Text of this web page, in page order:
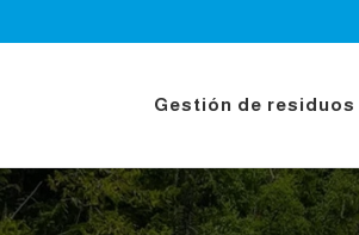
Gestión de residuos